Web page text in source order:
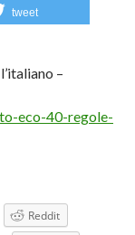
tweet
–
eco-40-regole-
Reddit